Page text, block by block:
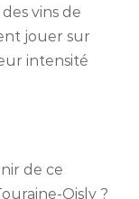
vins de
jouer sur
intensité
de ce
Oisly ?